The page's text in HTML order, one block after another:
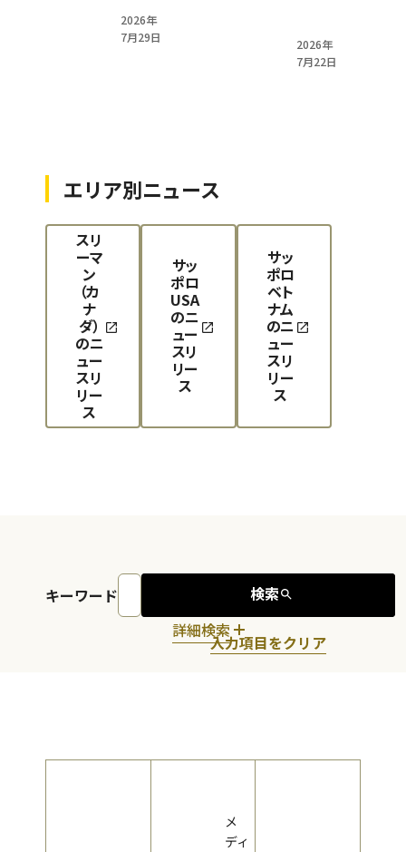
2026年
7月29日
2026年
7月22日
エリア別ニュース
スリ
ーマ
ン
（カ
ナ
ダ）
のニ
ュー
スリ
リー
ス
サッ
ポロ
USA
のニ
ュー
スリ
リー
ス
サッ
ポロ
ベト
ナム
のニ
ュー
スリ
リー
ス
キーワード 検索
入力項目をクリア
詳細検索
メ
ディ